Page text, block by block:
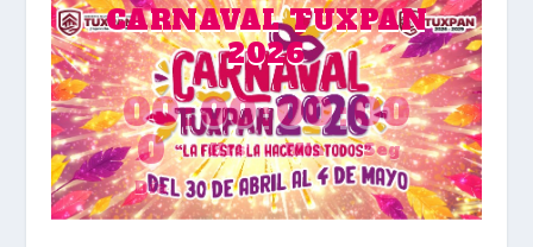
CARNAVAL TUXPAN
2026
00
0
Día
:00
Hrs
:00
Min
:00
Seg